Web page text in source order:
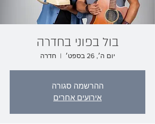
בול בפוני בחדרה
יום ה׳, 26 בספט׳
  |
חדרה
ההרשמה סגורה
אירועים אחרים